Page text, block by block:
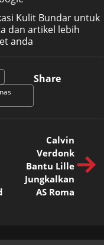
Kulit Bundar untuk
dan artikel lebih
anda
Share
Calvin
Verdonk
Bantu Lille
Jungkalkan
AS Roma